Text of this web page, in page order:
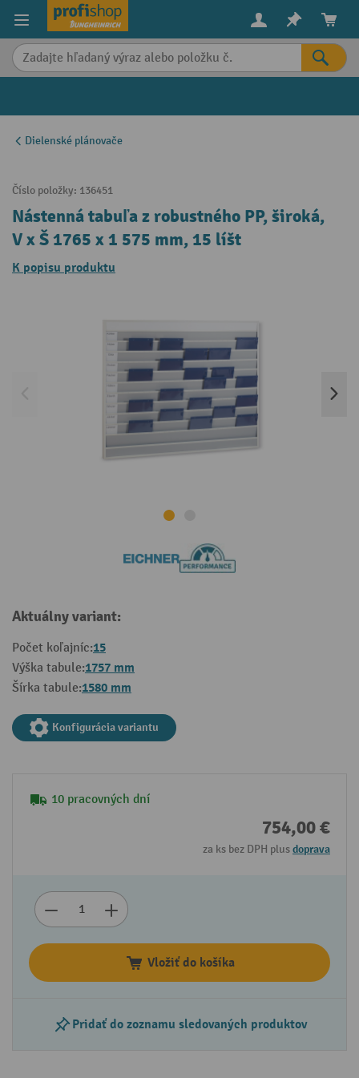
content
Dielenské plánovače
Číslo položky: 136451
Nástenná tabuľa z robustného PP, široká,
V x Š 1765 x 1 575 mm, 15 líšt
K popisu produktu
Aktuálny variant:
Počet koľajníc:15
Výška tabule:1757 mm
Šírka tabule:1580 mm
Konfigurácia variantu
10 pracovných dní
754,00 €
za ks bez DPH plusdoprava
Vložiť do košíka
Pridať do zoznamu sledovaných produktov